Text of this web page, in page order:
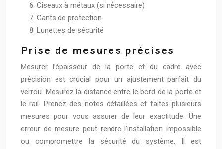
Ciseaux à métaux (si nécessaire)
Gants de protection
Lunettes de sécurité
Prise de mesures précises
Mesurer l’épaisseur de la porte et du cadre avec
précision est crucial pour un ajustement parfait du
verrou. Mesurez la distance entre le bord de la porte et
le rail. Prenez des notes détaillées et faites plusieurs
mesures pour vous assurer de leur exactitude. Une
erreur de mesure peut rendre l’installation impossible
ou compromettre la sécurité du système. Il est